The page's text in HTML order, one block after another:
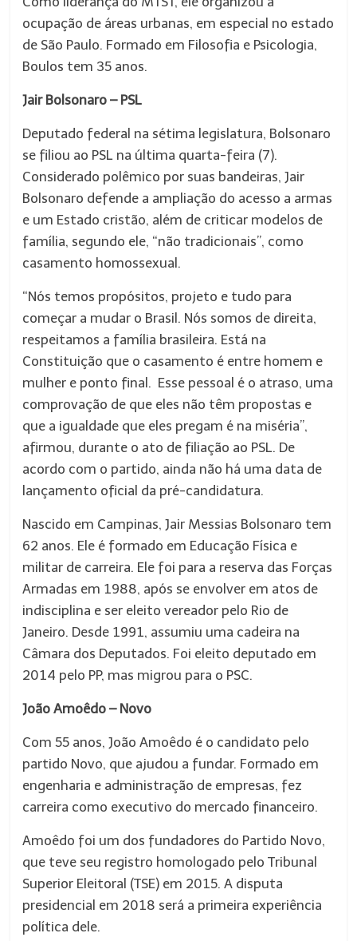
ocupação de áreas urbanas, em especial no estado
de São Paulo. Formado em Filosofia e Psicologia,
Boulos tem 35 anos.
Jair Bolsonaro – PSL
Deputado federal na sétima legislatura, Bolsonaro
se filiou ao PSL na última quarta-feira (7).
Considerado polêmico por suas bandeiras, Jair
Bolsonaro defende a ampliação do acesso a armas
e um Estado cristão, além de criticar modelos de
família, segundo ele, “não tradicionais”, como
casamento homossexual.
“Nós temos propósitos, projeto e tudo para
começar a mudar o Brasil. Nós somos de direita,
respeitamos a família brasileira. Está na
Constituição que o casamento é entre homem e
mulher e ponto final. Esse pessoal é o atraso, uma
comprovação de que eles não têm propostas e
que a igualdade que eles pregam é na miséria”,
afirmou, durante o ato de filiação ao PSL. De
acordo com o partido, ainda não há uma data de
lançamento oficial da pré-candidatura.
Nascido em Campinas, Jair Messias Bolsonaro tem
62 anos. Ele é formado em Educação Física e
militar de carreira. Ele foi para a reserva das Forças
Armadas em 1988, após se envolver em atos de
indisciplina e ser eleito vereador pelo Rio de
Janeiro. Desde 1991, assumiu uma cadeira na
Câmara dos Deputados. Foi eleito deputado em
2014 pelo PP, mas migrou para o PSC.
João Amoêdo – Novo
Com 55 anos, João Amoêdo é o candidato pelo
partido Novo, que ajudou a fundar. Formado em
engenharia e administração de empresas, fez
carreira como executivo do mercado financeiro.
Amoêdo foi um dos fundadores do Partido Novo,
que teve seu registro homologado pelo Tribunal
Superior Eleitoral (TSE) em 2015. A disputa
presidencial em 2018 será a primeira experiência
política dele.